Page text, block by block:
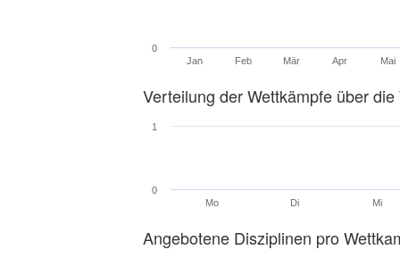
Jan Feb Mär Apr Mai
0
Verteilung der Wettkämpfe über die
Mo Di Mi
0
1
Angebotene Disziplinen pro